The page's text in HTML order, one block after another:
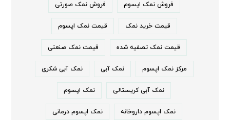
فروش نمک اپسوم فروش نمک صورتی
قیمت خرید نمک قیمت نمک اپسوم
قیمت نمک تصفیه شده قیمت نمک صنعتی
مرکز نمک اپسوم نمک آبی نمک آبی شکری
نمک آبی کریستالی نمک اپسوم
نمک اپسوم داروخانه نمک اپسوم درمانی